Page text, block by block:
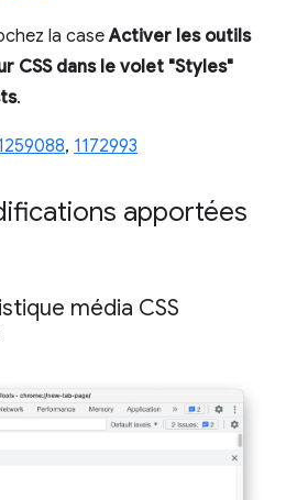
la caseActiver les outils
CSS dans le volet "Styles"
.
, 1172993
apportées
média CSS